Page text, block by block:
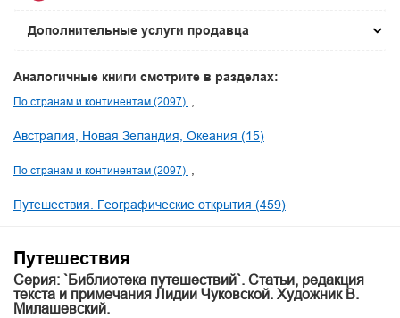
Дополнительные услуги продавца
Аналогичные книги смотрите в разделах:
По странам и континентам (2097)
Австралия, Новая Зеландия, Океания (15)
По странам и континентам (2097)
Путешествия. Географические открытия (459)
Путешествия
Серия: `Библиотека путешествий`. Статьи, редакция
текста и примечания Лидии Чуковской. Художник В.
Милашевский.